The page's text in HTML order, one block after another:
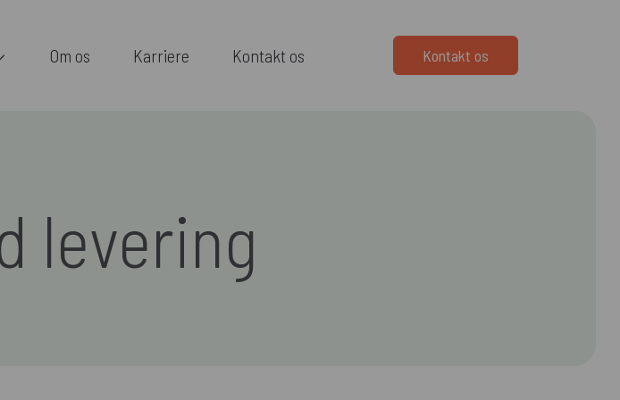
Om os Karriere Kontakt os Kontakt os
levering